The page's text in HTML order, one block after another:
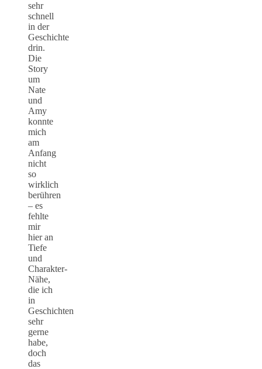
sehr
schnell
in der
Geschichte
drin.
Die
Story
um
Nate
und
Amy
konnte
mich
am
Anfang
nicht
so
wirklich
berühren
– es
fehlte
mir
hier an
Tiefe
und
Charakter-
Nähe,
die ich
in
Geschichten
sehr
gerne
habe,
doch
das